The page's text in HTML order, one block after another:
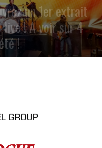
un 1er extrait
live ! A voir sur 4
!
0